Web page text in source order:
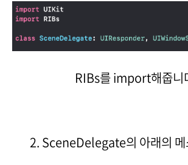
RIBs를 import해줍니
2. SceneDelegate의 아래의 메